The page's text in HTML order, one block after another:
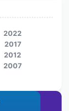
2022
2017
2012
2007